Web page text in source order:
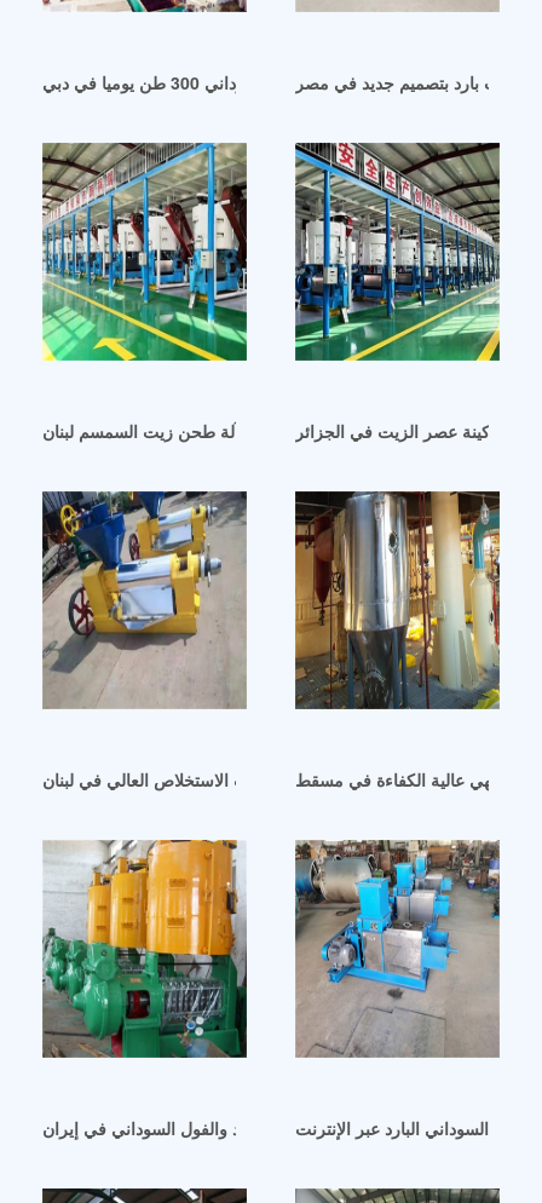
معصرة زيت الفول السوداني 300 طن يوميا في دبي
زيت بارد بتصميم جديد في مصر
آلة طحن زيت السمسم لبنان ماكينة عصر الزيت في الجزائر
آلة عصر الزيت ذات الاستخلاص العالي في لبنانالطهي عالية الكفاءة في مسقط
آلة صنع زيت جوز الهند والفول السوداني في إيرانالسوداني البارد عبر الإنترنت